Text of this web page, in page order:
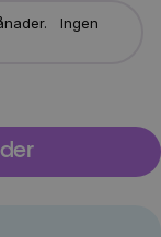
Ingen